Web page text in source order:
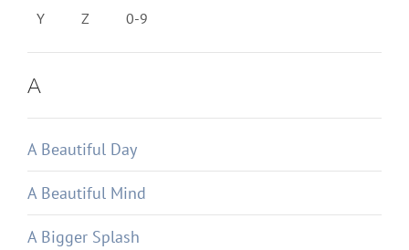
Y
Z 0-9
A
A Beautiful Day
A Beautiful Mind
A Bigger Splash